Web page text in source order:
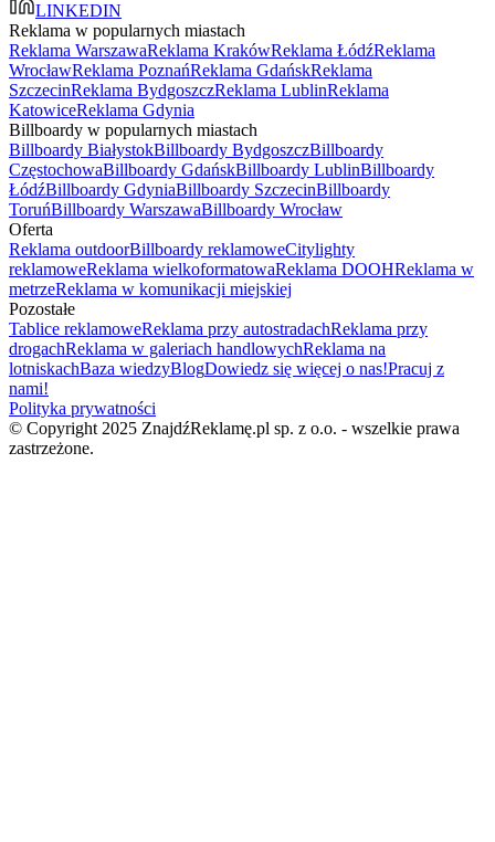
LINKEDIN
Reklama w popularnych miastach
Reklama WarszawaReklama KrakówReklama ŁódźReklama
WrocławReklama PoznańReklama GdańskReklama
SzczecinReklama BydgoszczReklama LublinReklama
KatowiceReklama Gdynia
Billboardy w popularnych miastach
Billboardy BiałystokBillboardy BydgoszczBillboardy
CzęstochowaBillboardy GdańskBillboardy LublinBillboardy
ŁódźBillboardy GdyniaBillboardy SzczecinBillboardy
ToruńBillboardy WarszawaBillboardy Wrocław
Oferta
Reklama outdoorBillboardy reklamoweCitylighty
reklamoweReklama wielkoformatowaReklama DOOHReklama w
metrzeReklama w komunikacji miejskiej
Pozostałe
Tablice reklamoweReklama przy autostradachReklama przy
drogachReklama w galeriach handlowychReklama na
lotniskachBaza wiedzyBlogDowiedz się więcej o nas!Pracuj z
nami!
Polityka prywatności
© Copyright 2025 ZnajdźReklamę.pl sp. z o.o. - wszelkie prawa
zastrzeżone.